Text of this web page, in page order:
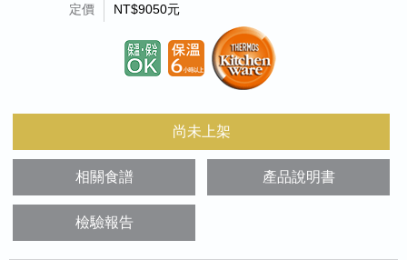
定價
NT$9050元
尚未上架
相關食譜 產品說明書
檢驗報告